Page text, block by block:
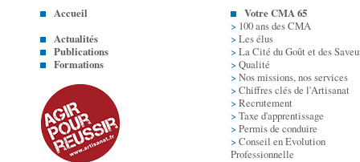
Accueil
Actualités
Publications
Formations
Votre CMA 65
> 100 ans des CMA
> Les élus
> La Cité du Goût et des
> Qualité
> Nos missions, nos services
> Chiffres clés de l'Artisanat
> Recrutement
> Taxe d'apprentissage
> Permis de conduire
> Conseil en Evolution
Professionnelle